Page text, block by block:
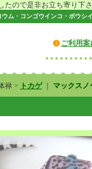
是非お立ち寄り下
ム・コンゴウインコ・ボウシ
ご利用案
禄 > トカゲ｜ マックス